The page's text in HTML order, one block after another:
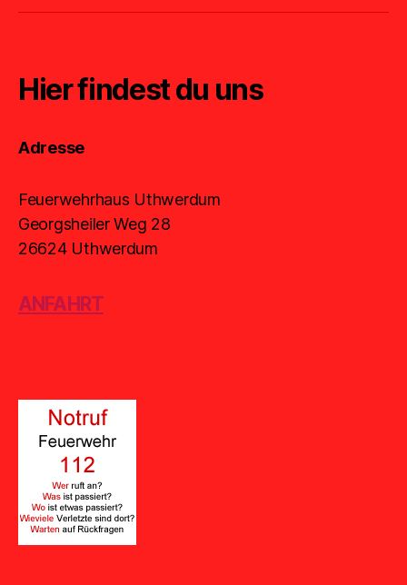
Hier findest du uns
Adresse
Feuerwehrhaus Uthwerdum
Georgsheiler Weg 28
26624 Uthwerdum
ANFAHRT